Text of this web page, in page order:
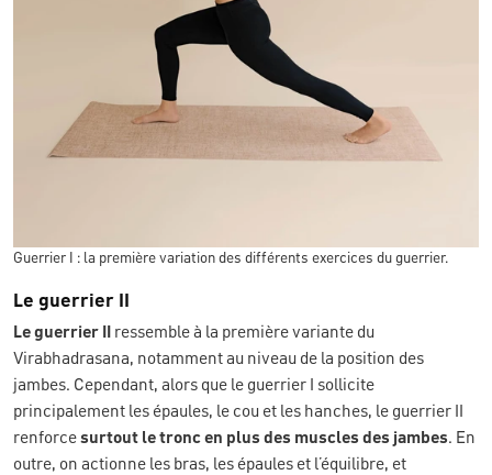
Guerrier I : la première variation des différents exercices du guerrier.
Le guerrier II
Le guerrier II
ressemble à la première variante du
Virabhadrasana, notamment au niveau de la position des
jambes. Cependant, alors que le guerrier I sollicite
principalement les épaules, le cou et les hanches, le guerrier II
renforcesurtout le tronc en plus des muscles des jambes. En
outre, on actionne les bras, les épaules et l’équilibre, et